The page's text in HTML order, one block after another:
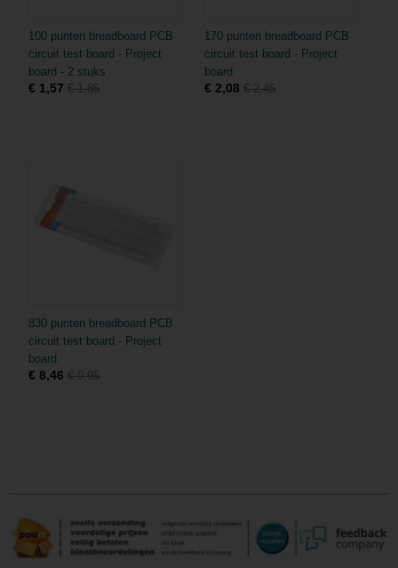
100 punten breadboard PCB
circuit test board - Project
board - 2 stuks
€ 1,57 € 1,85
170 punten breadboard PCB
circuit test board - Project
board
€ 2,08 € 2,45
830 punten breadboard PCB
circuit test board - Project
board
€ 8,46 € 9,95